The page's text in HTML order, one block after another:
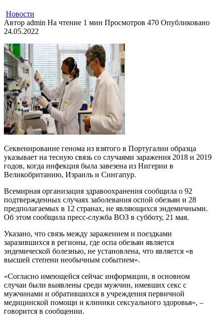
Новости
Автор admin На чтение 1 мин Просмотров 470 Опубликовано
24.05.2022
Секвенирование генома из взятого в Португалии образца
указывает на тесную связь со случаями заражения 2018 и 2019
годов, когда инфекция была завезена из Нигерии в
Великобританию, Израиль и Сингапур.
Всемирная организация здравоохранения сообщила о 92
подтвержденных случаях заболевания оспой обезьян и 28
предполагаемых в 12 странах, не являющихся эндемичными.
Об этом сообщила пресс-служба ВОЗ в субботу, 21 мая.
Указано, что связь между заражением и поездками
заразившихся в регионы, где оспа обезьян является
эндемической болезнью, не установлена, что является «в
высшей степени необычным событием».
«Согласно имеющейся сейчас информации, в основном
случаи были выявлены среди мужчин, имевших секс с
мужчинами и обратившихся в учреждения первичной
медицинской помощи и клиники сексуального здоровья», –
говорится в сообщении.